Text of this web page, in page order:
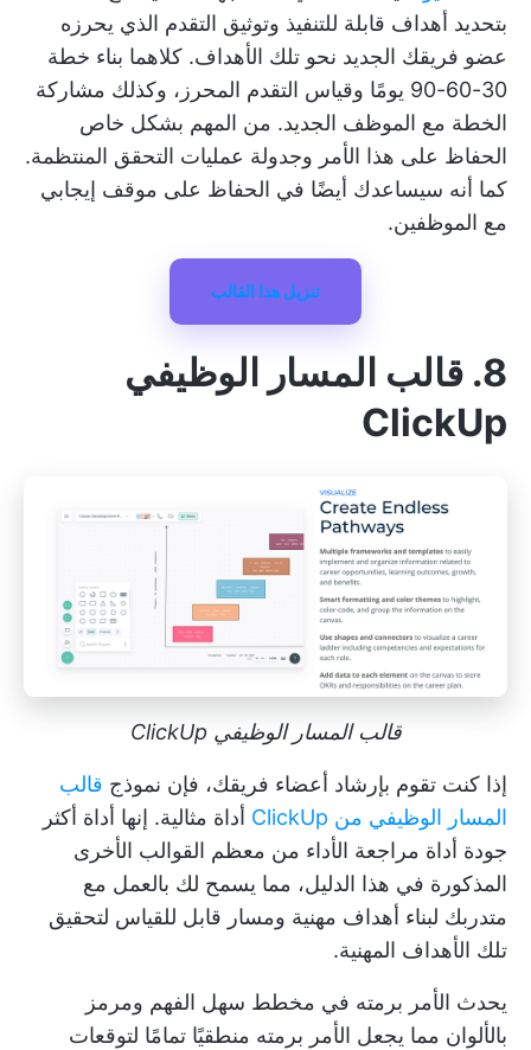
بتحديد أهداف قابلة للتنفيذ وتوثيق التقدم الذي يحرزه
عضو فريقك الجديد نحو تلك الأهداف. كلاهما بناء خطة
30-60-90 يومًا
وقياس التقدم المحرز، وكذلك مشاركة
الخطة مع الموظف الجديد. من المهم بشكل خاص
الحفاظ على هذا الأمر وجدولة عمليات التحقق المنتظمة.
كما أنه سيساعدك أيضًا في الحفاظ على موقف إيجابي
مع الموظفين.
تنزيل هذا القالب
8. قالب المسار الوظيفي
ClickUp
قالب المسار الوظيفي ClickUp
إذا كنت تقوم بإرشاد أعضاء فريقك، فإن نموذج قالب
المسار الوظيفي من ClickUp
أداة مثالية. إنها أداة أكثر
جودة أداة مراجعة الأداء من معظم القوالب الأخرى
المذكورة في هذا الدليل، مما يسمح لك بالعمل مع
متدربك لبناء أهداف مهنية ومسار قابل للقياس لتحقيق
تلك الأهداف المهنية.
يحدث الأمر برمته في مخطط سهل الفهم ومرمز
بالألوان مما يجعل الأمر برمته منطقيًا تمامًا لتوقعات